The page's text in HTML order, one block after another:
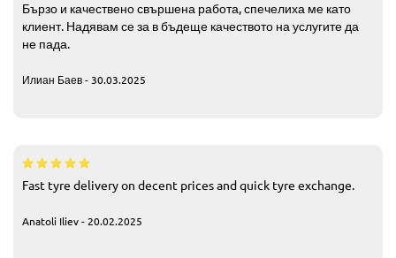
Бързо и качествено свършена работа, спечелиха ме като
клиент. Надявам се за в бъдеще качеството на услугите да
не пада.
Илиан Баев - 30.03.2025
Fast tyre delivery on decent prices and quick tyre exchange.
Anatoli Iliev - 20.02.2025